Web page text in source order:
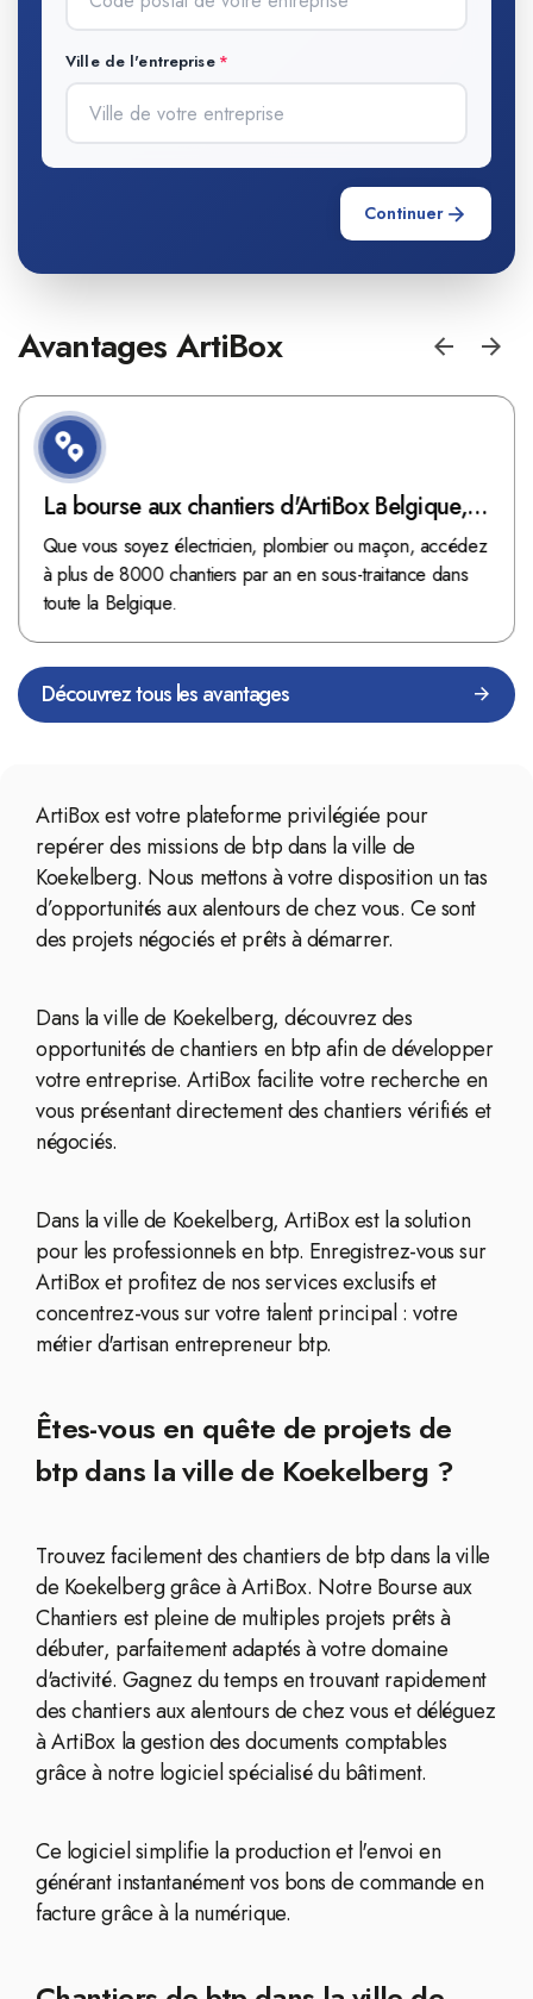
Ville de l'entreprise
Continuer
Avantages ArtiBox
La bourse aux chantiers d'ArtiBox Belgique,
véritable mine d'or !
Que vous soyez électricien, plombier ou maçon, accédez
à plus de 8000 chantiers par an en sous-traitance dans
toute la Belgique.
Découvrez tous les avantages
ArtiBox est votre plateforme privilégiée pour
repérer des missions de btp dans la ville de
Koekelberg. Nous mettons à votre disposition un tas
d’opportunités aux alentours de chez vous. Ce sont
des projets négociés et prêts à démarrer.
Dans la ville de Koekelberg, découvrez des
opportunités de chantiers en btp afin de développer
votre entreprise. ArtiBox facilite votre recherche en
vous présentant directement des chantiers vérifiés et
négociés.
Dans la ville de Koekelberg, ArtiBox est la solution
pour les professionnels en btp. Enregistrez-vous sur
ArtiBox et profitez de nos services exclusifs et
concentrez-vous sur votre talent principal : votre
métier d'artisan entrepreneur btp.
Êtes-vous en quête de projets de
btp dans la ville de Koekelberg ?
Trouvez facilement des chantiers de btp dans la ville
de Koekelberg grâce à ArtiBox. Notre Bourse aux
Chantiers est pleine de multiples projets prêts à
débuter, parfaitement adaptés à votre domaine
d'activité. Gagnez du temps en trouvant rapidement
des chantiers aux alentours de chez vous et déléguez
à ArtiBox la gestion des documents comptables
grâce à notre logiciel spécialisé du bâtiment.
Ce logiciel simplifie la production et l'envoi en
générant instantanément vos bons de commande en
facture grâce à la numérique.